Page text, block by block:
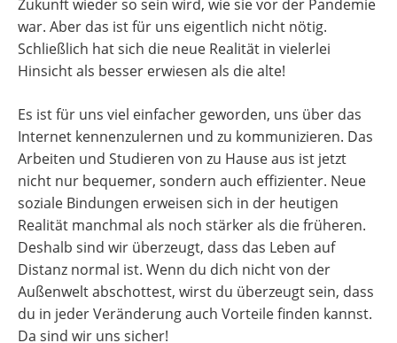
Zukunft wieder so sein wird, wie sie vor der Pandemie
war. Aber das ist für uns eigentlich nicht nötig.
Schließlich hat sich die neue Realität in vielerlei
Hinsicht als besser erwiesen als die alte!
Es ist für uns viel einfacher geworden, uns über das
Internet kennenzulernen und zu kommunizieren. Das
Arbeiten und Studieren von zu Hause aus ist jetzt
nicht nur bequemer, sondern auch effizienter. Neue
soziale Bindungen erweisen sich in der heutigen
Realität manchmal als noch stärker als die früheren.
Deshalb sind wir überzeugt, dass das Leben auf
Distanz normal ist. Wenn du dich nicht von der
Außenwelt abschottest, wirst du überzeugt sein, dass
du in jeder Veränderung auch Vorteile finden kannst.
Da sind wir uns sicher!